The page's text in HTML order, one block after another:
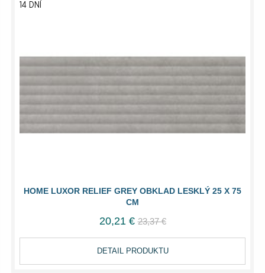
HOME LUXOR RELIEF GREY OBKLAD LESKLÝ 25 X 75
CM
14 DNÍ
20,21 € 23,37 €
DETAIL PRODUKTU